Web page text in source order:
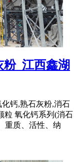
_江西鑫湖
钙,熟石灰粉,消石
粒 氧化钙系列(消石
重质、活性、纳